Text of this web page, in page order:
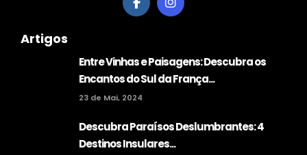
Artigos
Entre Vinhas e Paisagens: Descubra os
Encantos do Sul da França...
23 de Mai, 2024
Descubra Paraísos Deslumbrantes: 4
Destinos Insulares...